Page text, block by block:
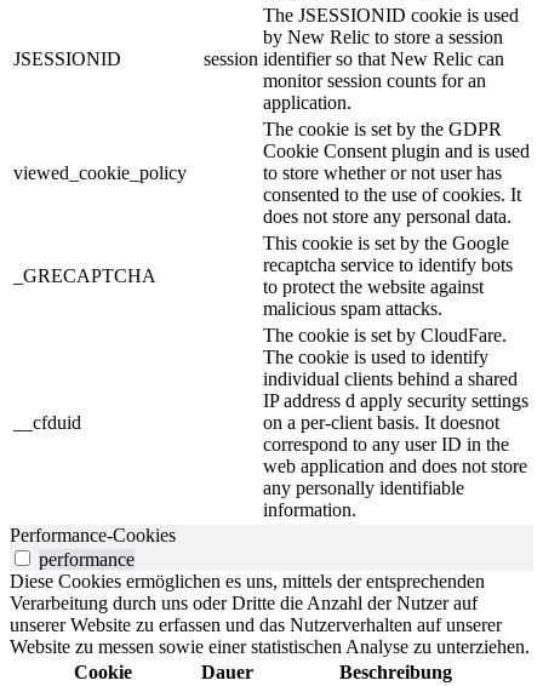
JSESSIONID session
The JSESSIONID cookie is used
by New Relic to store a session
identifier so that New Relic can
monitor session counts for an
application.
viewed_cookie_policy
The cookie is set by the GDPR
Cookie Consent plugin and is used
to store whether or not user has
consented to the use of cookies. It
does not store any personal data.
_GRECAPTCHA
This cookie is set by the Google
recaptcha service to identify bots
to protect the website against
malicious spam attacks.
__cfduid
The cookie is set by CloudFare.
The cookie is used to identify
individual clients behind a shared
IP address d apply security settings
on a per-client basis. It doesnot
correspond to any user ID in the
web application and does not store
any personally identifiable
information.
Performance-Cookies
performance
Diese Cookies ermöglichen es uns, mittels der entsprechenden
Verarbeitung durch uns oder Dritte die Anzahl der Nutzer auf
unserer Website zu erfassen und das Nutzerverhalten auf unserer
Website zu messen sowie einer statistischen Analyse zu unterziehen.
Cookie
Dauer Beschreibung